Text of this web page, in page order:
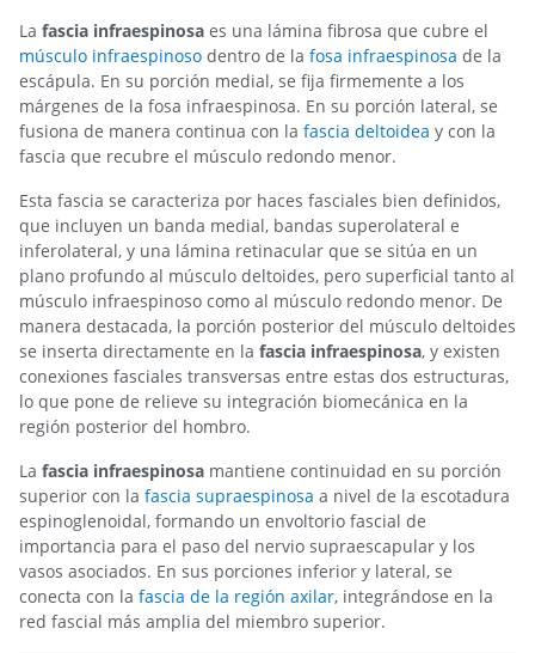
La fascia infraespinosa es una lámina fibrosa que cubre el
músculo infraespinoso dentro de la fosa infraespinosa de la
escápula. En su porción medial, se fija firmemente a los
márgenes de la fosa infraespinosa. En su porción lateral, se
fusiona de manera continua con la fascia deltoidea y con la
fascia que recubre el músculo redondo menor.
Esta fascia se caracteriza por haces fasciales bien definidos,
que incluyen un banda medial, bandas superolateral e
inferolateral, y una lámina retinacular que se sitúa en un
plano profundo al músculo deltoides, pero superficial tanto al
músculo infraespinoso como al músculo redondo menor. De
manera destacada, la porción posterior del músculo deltoides
se inserta directamente en la fascia infraespinosa, y existen
conexiones fasciales transversas entre estas dos estructuras,
lo que pone de relieve su integración biomecánica en la
región posterior del hombro.
La fascia infraespinosa mantiene continuidad en su porción
superior con la fascia supraespinosa a nivel de la escotadura
espinoglenoidal, formando un envoltorio fascial de
importancia para el paso del nervio supraescapular y los
vasos asociados. En sus porciones inferior y lateral, se
conecta con la fascia de la región axilar, integrándose en la
red fascial más amplia del miembro superior.